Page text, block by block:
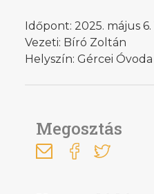
Időpont: 2025. május 6.
Vezeti: Bíró Zoltán
Helyszín: Gércei Óvoda
Megosztás